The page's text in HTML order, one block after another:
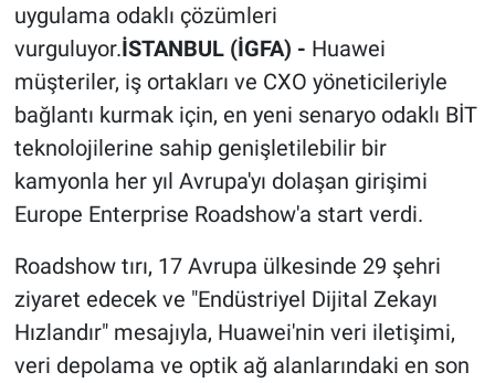
uygulama odaklı çözümleri
vurguluyor.İSTANBUL (İGFA) - Huawei
müşteriler, iş ortakları ve CXO yöneticileriyle
bağlantı kurmak için, en yeni senaryo odaklı BİT
teknolojilerine sahip genişletilebilir bir
kamyonla her yıl Avrupa'yı dolaşan girişimi
Europe Enterprise Roadshow'a start verdi.
Roadshow tırı, 17 Avrupa ülkesinde 29 şehri
ziyaret edecek ve "Endüstriyel Dijital Zekayı
Hızlandır" mesajıyla, Huawei'nin veri iletişimi,
veri depolama ve optik ağ alanlarındaki en son